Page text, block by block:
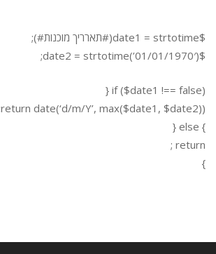
$date1 = strtotime(#תארריך מוכנות#);
$date2 = strtotime(’01/01/1970′);
if ($date1 !== false) {
return date(‘d/m/Y’, max($date1, $date2));
} else {
return ;
}